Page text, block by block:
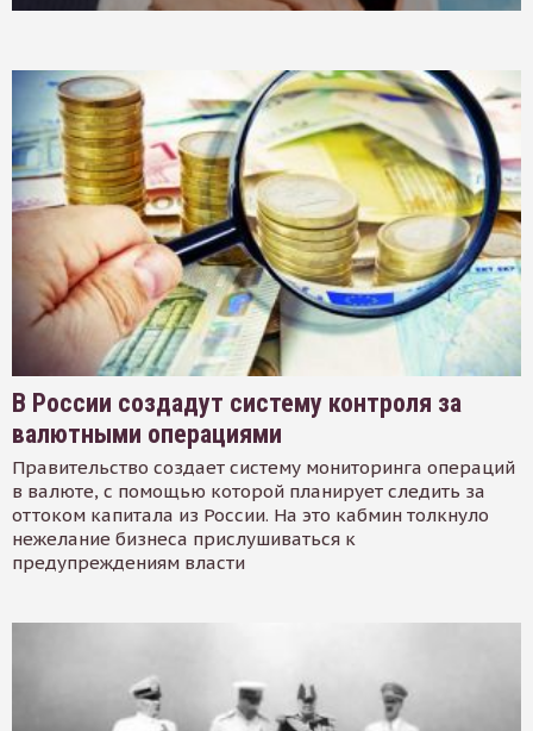
В России создадут систему контроля за
валютными операциями
Правительство создает систему мониторинга операций
в валюте, с помощью которой планирует следить за
оттоком капитала из России. На это кабмин толкнуло
нежелание бизнеса прислушиваться к
предупреждениям власти